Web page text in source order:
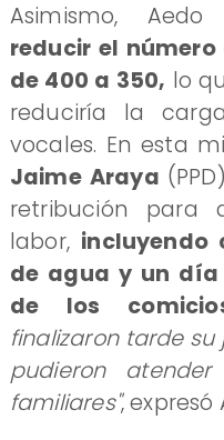
Asimismo,
reducir el
de 400 a 350, lo
reduciría la
vocales. En esta
Jaime Araya
retribución para
labor, incluyendo
de agua y un día
de los
finalizaron tarde
pudieron atender
familiares", expresó